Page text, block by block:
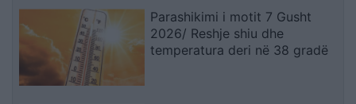
Parashikimi i motit 7 Gusht
2026/ Reshje shiu dhe
temperatura deri në 38 gradë